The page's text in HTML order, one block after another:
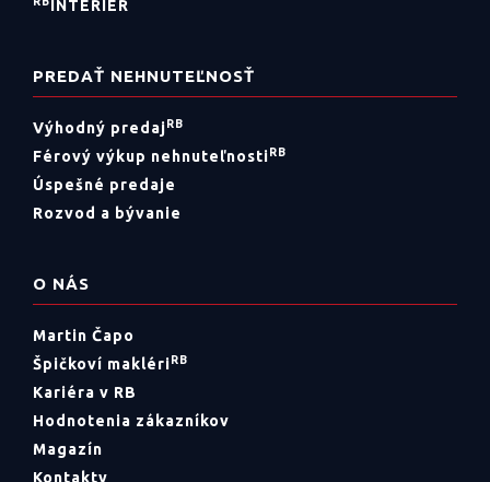
INTERIÉR
PREDAŤ NEHNUTEĽNOSŤ
Výhodný predajRB
Férový výkup nehnuteľnostiRB
Úspešné predaje
Rozvod a bývanie
O NÁS
Martin Čapo
Špičkoví maklériRB
Kariéra v RB
Hodnotenia zákazníkov
Magazín
Kontakty